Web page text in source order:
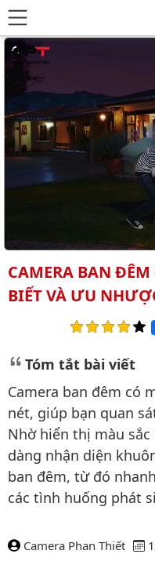
CAMERA BAN
BIẾT VÀ ƯU
Tóm tắt bài viết
Camera ban đêm có
nét, giúp bạn quan
Nhờ hiển thị màu
dàng nhận diện
ban đêm, từ đó
các tình huống phát
Camera Phan Thiết